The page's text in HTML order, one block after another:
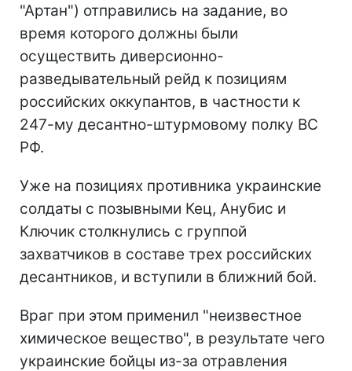
"Артан") отправились на задание, во
время которого должны были
осуществить диверсионно-
разведывательный рейд к позициям
российских оккупантов, в частности к
247-му десантно-штурмовому полку ВС
РФ.
Уже на позициях противника украинские
солдаты с позывными Кец, Анубис и
Ключик столкнулись с группой
захватчиков в составе трех российских
десантников, и вступили в ближний бой.
Враг при этом применил "неизвестное
химическое вещество", в результате чего
украинские бойцы из-за отравления